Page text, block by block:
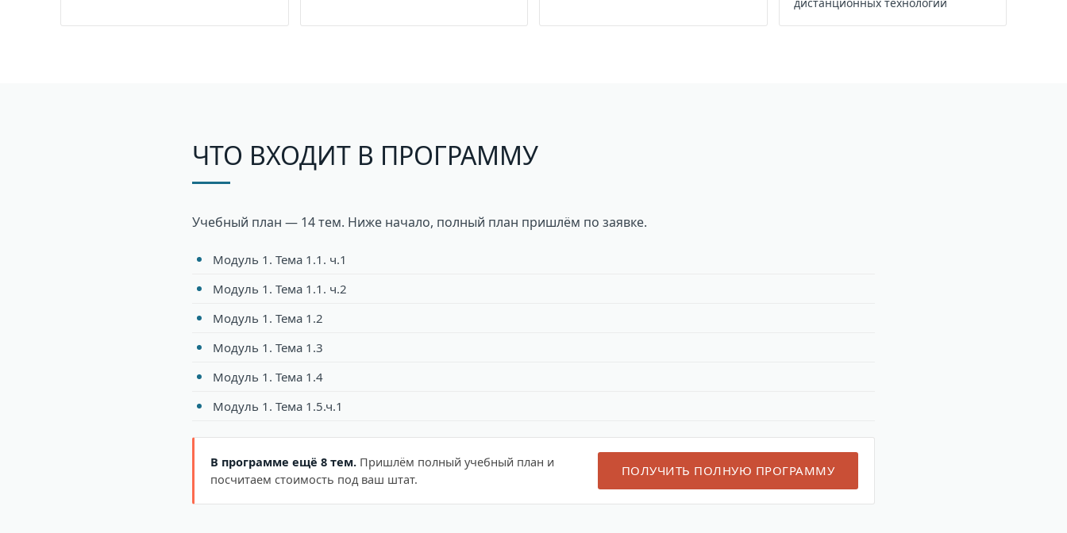
ЧТО ВХОДИТ В ПРОГРАММУ
Учебный план — 14 тем. Ниже начало, полный план пришлём по заявке.
Модуль 1. Тема 1.1. ч.1
Модуль 1. Тема 1.1. ч.2
Модуль 1. Тема 1.2
Модуль 1. Тема 1.3
Модуль 1. Тема 1.4
Модуль 1. Тема 1.5.ч.1
В программе ещё 8 тем. Пришлём полный учебный план и
посчитаем стоимость под ваш штат.
ПОЛУЧИТЬ ПОЛНУЮ ПРОГРАММУ